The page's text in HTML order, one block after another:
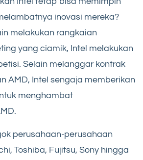
inovasi mereka?
melakukan rangkaian
yang ciamik, Intel melakukan
Selain melanggar kontrak
AMD, Intel sengaja memberikan
menghambat
perusahaan-perusahaan
Toshiba, Fujitsu, Sony hingga